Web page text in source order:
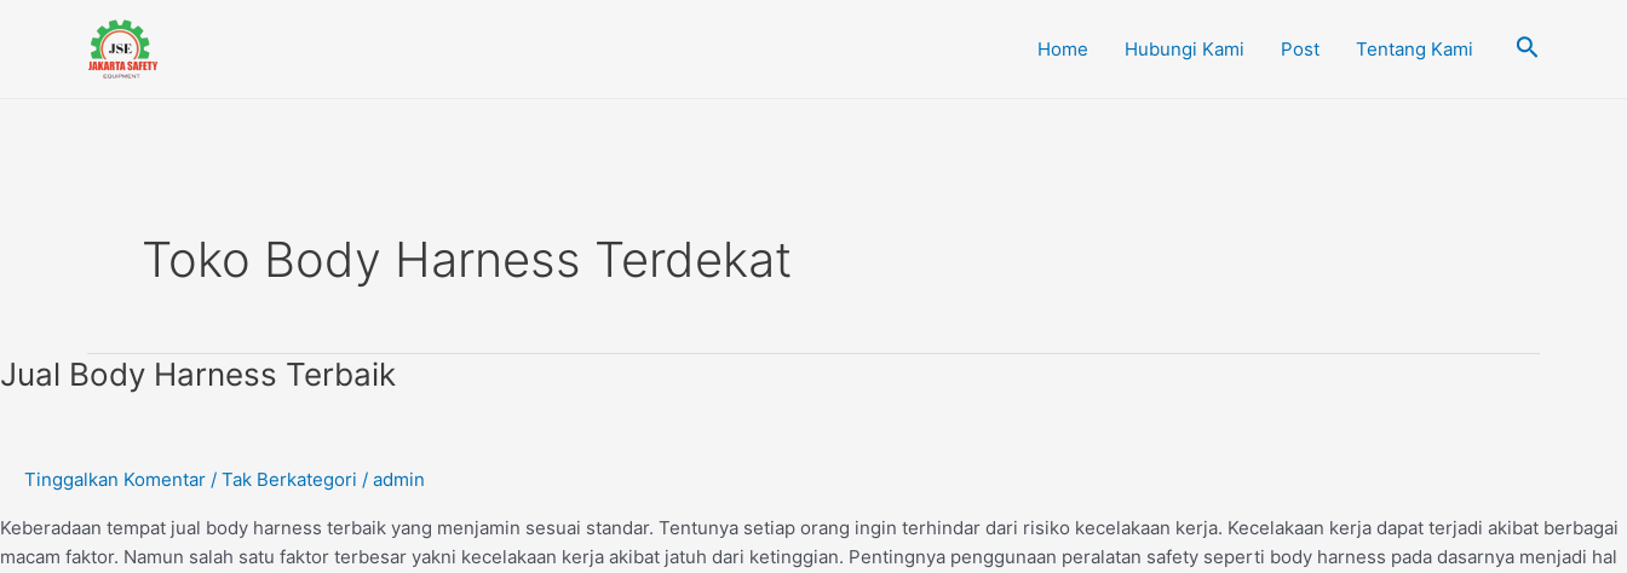
Home Hubungi Kami Post Tentang Kami Cari
Toko Body Harness Terdekat
Jual Body Harness Terbaik
Tinggalkan Komentar / Tak Berkategori / admin
Keberadaan tempat jual body harness terbaik yang menjamin sesuai standar. Tentunya setiap orang ingin terhindar dari risiko kecelakaan kerja. Kecelakaan kerja dapat terjadi akibat berbagai
macam faktor. Namun salah satu faktor terbesar yakni kecelakaan kerja akibat jatuh dari ketinggian. Pentingnya penggunaan peralatan safety seperti body harness pada dasarnya menjadi hal
Jual